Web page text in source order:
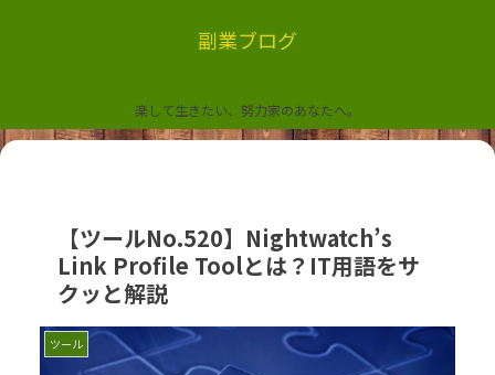
副業ブログ
楽して生きたい、努力家のあなたへ。
【ツールNo.520】Nightwatch’s
Link Profile Toolとは？IT用語をサ
クッと解説
ツール